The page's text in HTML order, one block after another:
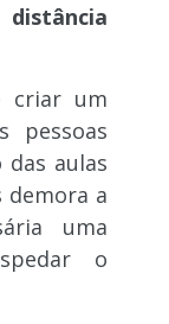
criar um
pessoas
aulas
demora a
uma
o